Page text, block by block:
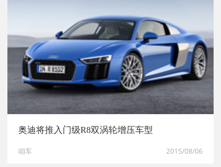
奥迪将推入门级R8双涡轮增压车型
咱车 2015/08/06